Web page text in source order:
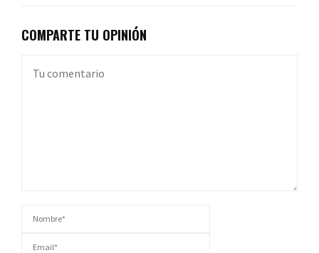
COMPARTE TU OPINIÓN